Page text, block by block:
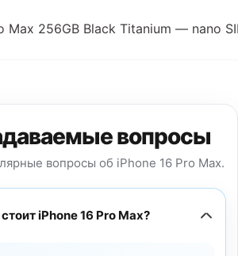
Max 256GB Black Titanium — nano
вопросы
вопросы об iPhone 16 Pro Max.
iPhone 16 Pro Max?